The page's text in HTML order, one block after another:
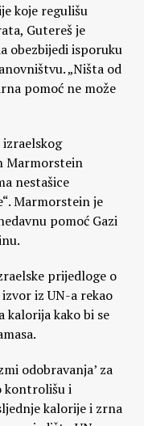
koje regulišu
Gutereš je
obezbijedi isporuku
„Ništa od
pomoć ne može
Marmorstein
nestašice
Marmorstein je
pomoć Gazi
prijedloge o
iz UN-a rekao
kalorija kako bi se
odobravanja’ za
kontrolišu i
kalorije i zrna